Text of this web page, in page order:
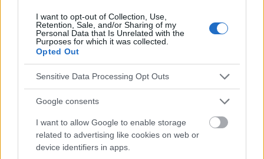
I want to opt-out of Collection, Use,
Retention, Sale, and/or Sharing of my
Personal Data that Is Unrelated with the
Purposes for which it was collected.
Opted Out
Sensitive Data Processing Opt Outs
Google consents
I want to allow Google to enable storage
related to advertising like cookies on web or
device identifiers in apps.
Hypersensibilité dentaire sévère
hypersensibilité, c'est-à-dire la douleur ressentie
froids, mais aussi sucrés ou acides, est un
problème très important dans la population. Dans les
cas d'hypersensibilité sévère, le fluor a un effet